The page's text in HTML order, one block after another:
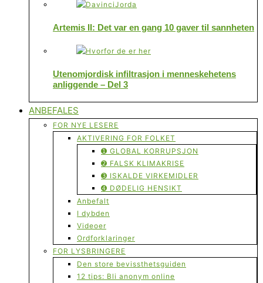
Artemis II: Det var en gang 10 gaver til sannheten
Utenomjordisk infiltrasjon i menneskehetens
anliggende – Del 3
ANBEFALES
FOR NYE LESERE
AKTIVERING FOR FOLKET
➊ GLOBAL KORRUPSJON
➋ FALSK KLIMAKRISE
➌ ISKALDE VIRKEMIDLER
➍ DØDELIG HENSIKT
Anbefalt
I dybden
Videoer
Ordforklaringer
FOR LYSBRINGERE
Den store bevissthetsguiden
12 tips: Bli anonym online